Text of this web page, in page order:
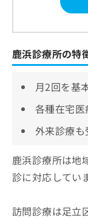
鹿浜診療所の特
月2回を基
各種在宅
外来診療も
鹿浜診療所は地
診に対応してい
訪問診療は足立